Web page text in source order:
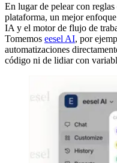
En lugar de pelear con
plataforma, un mejor
IA y el motor de flujo de
Tomemos eesel AI, por
automatizaciones
código ni de lidiar con